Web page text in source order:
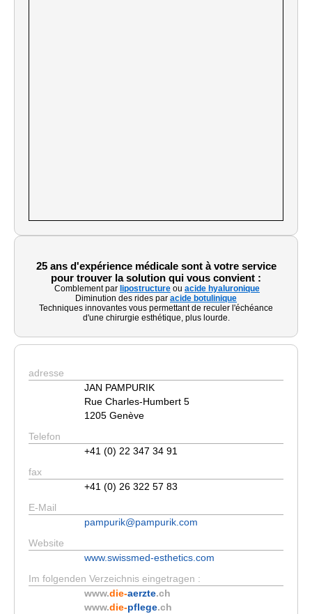
25 ans d'expérience médicale sont à votre service
pour trouver la solution qui vous convient :
Comblement par lipostructure ou acide hyaluronique
Diminution des rides par acide botulinique
Techniques innovantes vous permettant de reculer l'échéance
d'une chirurgie esthétique, plus lourde.
adresse
JAN PAMPURIK
Rue Charles-Humbert 5
1205 Genève
Telefon
+41 (0) 22 347 34 91
fax
+41 (0) 26 322 57 83
E-Mail
pampurik@pampurik.com
Website
www.swissmed-esthetics.com
Im folgenden Verzeichnis eingetragen :
www.die-aerzte.ch
www.die-pflege.ch